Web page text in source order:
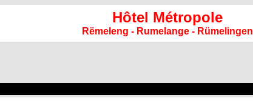
Hôtel Métropole
Rëmeleng - Rumelange - Rümelingen